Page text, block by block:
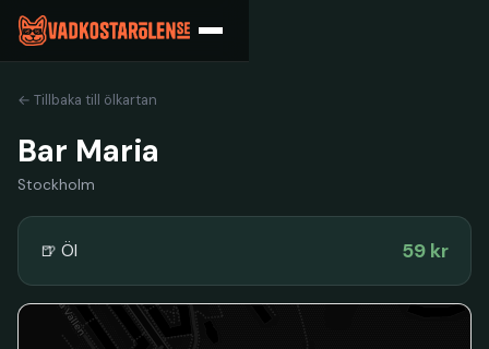
← Tillbaka till ölkartan
Bar Maria
Stockholm
🍺 Öl 59 kr